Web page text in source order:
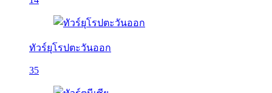
ทัวร์ยุโรปตะวันออก
35